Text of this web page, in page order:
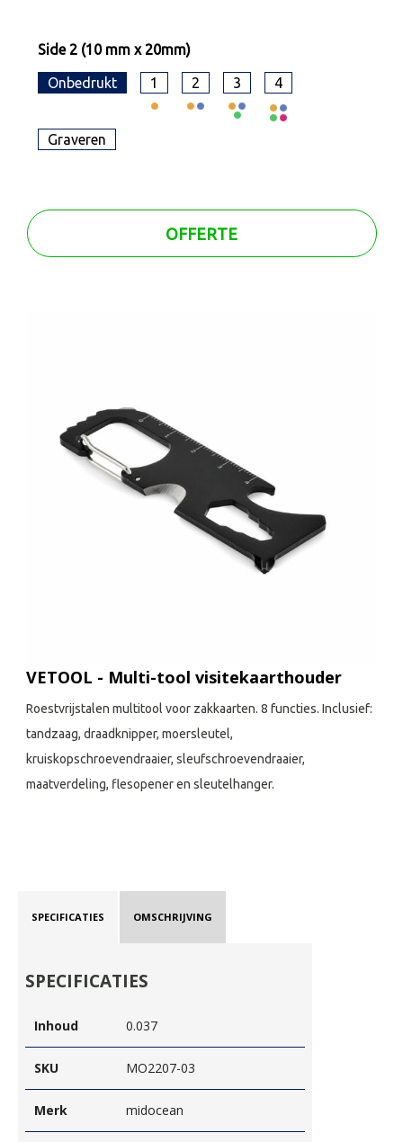
Side 2 (10 mm x 20mm)
Onbedrukt 1 2 3 4
Graveren
OFFERTE
VETOOL - Multi-tool visitekaarthouder
Roestvrijstalen multitool voor zakkaarten. 8 functies. Inclusief:
tandzaag, draadknipper, moersleutel,
kruiskopschroevendraaier, sleufschroevendraaier,
maatverdeling, flesopener en sleutelhanger.
SPECIFICATIES OMSCHRIJVING
SPECIFICATIES
Inhoud 0.037
SKU MO2207-03
Merk midocean